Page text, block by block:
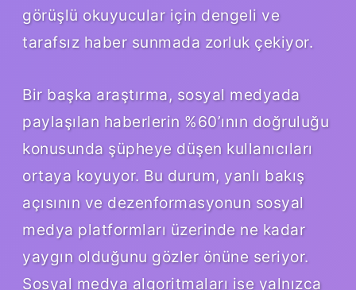
görüşlü okuyucular için dengeli ve
tarafsız haber sunmada zorluk çekiyor.
Bir başka araştırma, sosyal medyada
paylaşılan haberlerin %60’ının doğruluğu
konusunda şüpheye düşen kullanıcıları
ortaya koyuyor. Bu durum, yanlı bakış
açısının ve dezenformasyonun sosyal
medya platformları üzerinde ne kadar
yaygın olduğunu gözler önüne seriyor.
Sosyal medya algoritmaları ise yalnızca